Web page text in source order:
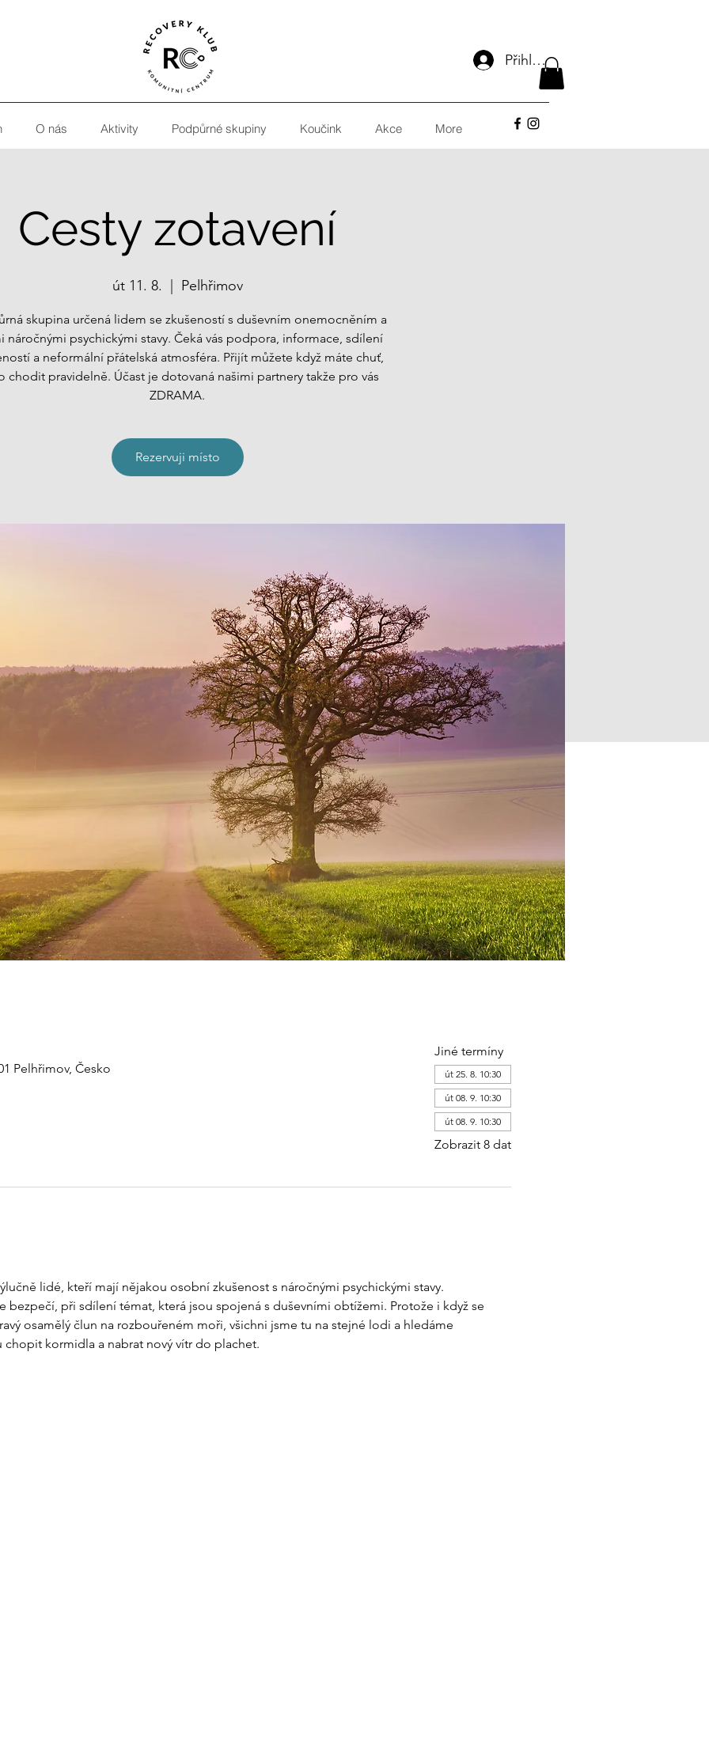
Přihlásit se
O nás Aktivity Podpůrné skupiny Koučink Akce More
Cesty zotavení
út 11. 8.
  |
Pelhřimov
skupina určená lidem se zkušeností s duševním onemocněním a
náročnými psychickými stavy. Čeká vás podpora, informace, sdílení
a neformální přátelská atmosféra. Přijít můžete když máte chuť,
chodit pravidelně. Účast je dotovaná našimi partnery takže pro vás
ZDRAMA.
Rezervuji místo
Pelhřimov, Česko
Jiné termíny
út 25. 8. 10:30
út 08. 9. 10:30
út 08. 9. 10:30
Zobrazit 8 dat
lidé, kteří mají nějakou osobní zkušenost s náročnými psychickými stavy.
bezpečí, při sdílení témat, která jsou spojená s duševními obtížemi. Protože i když se
osamělý člun na rozbouřeném moři, všichni jsme tu na stejné lodi a hledáme
chopit kormidla a nabrat nový vítr do plachet.